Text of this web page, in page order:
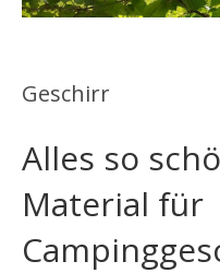
Geschirr
Alles so
Material für